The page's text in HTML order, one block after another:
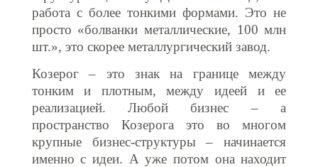
работа с более тонкими формами. Это не
просто «болванки металлические, 100 млн
шт.», это скорее металлургический завод.
Козерог – это знак на границе между
тонким и плотным, между идеей и ее
реализацией. Любой бизнес – а
пространство Козерога это во многом
крупные бизнес-структуры – начинается
именно с идеи. А уже потом она находит